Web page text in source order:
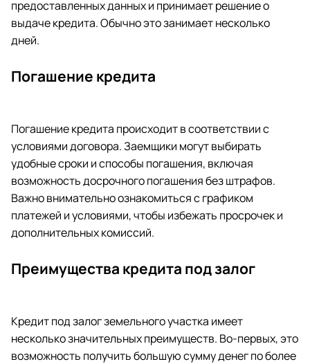
предоставленных данных и принимает решение о
выдаче кредита. Обычно это занимает несколько
дней.
Погашение кредита
Погашение кредита происходит в соответствии с
условиями договора. Заемщики могут выбирать
удобные сроки и способы погашения, включая
возможность досрочного погашения без штрафов.
Важно внимательно ознакомиться с графиком
платежей и условиями, чтобы избежать просрочек и
дополнительных комиссий.
Преимущества кредита под залог
Кредит под залог земельного участка имеет
несколько значительных преимуществ. Во-первых, это
возможность получить большую сумму денег по более